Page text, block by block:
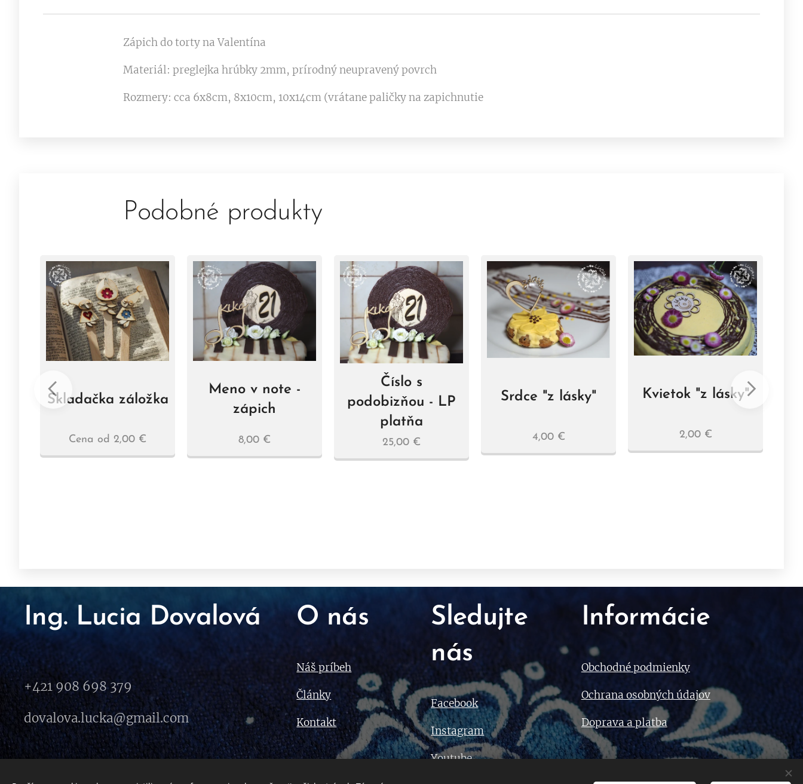
Zápich do torty na Valentína
Materiál: preglejka hrúbky 2mm, prírodný neupravený povrch
Rozmery: cca 6x8cm, 8x10cm, 10x14cm (vrátane paličky na zapichnutie
Podobné produkty
Skladačka záložka
Cena od 2,00 €
Meno v note -
zápich
8,00 €
Číslo s
podobizňou - LP
platňa
25,00 €
Srdce "z lásky"
4,00€
Kvietok "z lásky"
2,00€
Ing. Lucia Dovalová
+421 908 698 379
dovalova.lucka@gmail.com
O nás
Náš príbeh
Články
Kontakt
Sledujte
nás
Facebook
Instagram
Youtube
Informácie
Obchodné podmienky
Ochrana osobných údajov
Doprava a platba